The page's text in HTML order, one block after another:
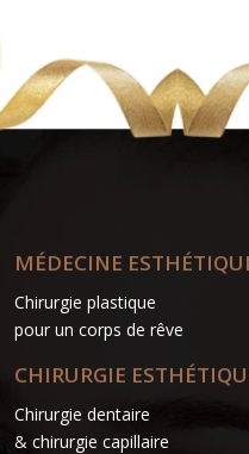
MÉDECINE
Chirurgie plastique
pour un corps de rêve
CHIRURGIE
Chirurgie dentaire
& chirurgie capillaire